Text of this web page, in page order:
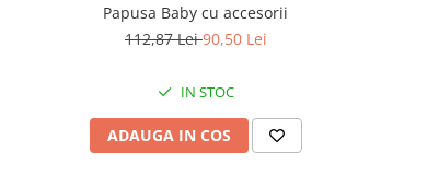
Papusa Baby cu accesorii
112,87 Lei90,50 Lei
IN STOC
ADAUGA IN COS